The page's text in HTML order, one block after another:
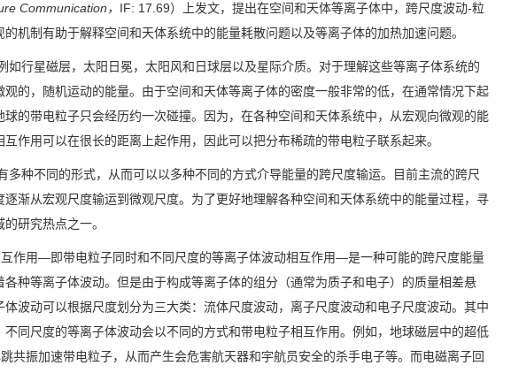
Communication ， IF: 17.69）上发文，提出在空间和天体等离子体中，跨尺度波动-粒
机制有助于解释空间和天体系统中的能量耗散问题以及等离子体的加热加速问题。
星磁层，太阳日冕，太阳风和日球层以及星际介质。对于理解这些等离子体系统的
的，随机运动的能量。由于空间和天体等离子体的密度一般非常的低，在通常情况下起
的带电粒子只会经历约一次碰撞。因为，在各种空间和天体系统中，从宏观向微观的能
作用可以在很长的距离上起作用，因此可以把分布稀疏的带电粒子联系起来。
不同的形式，从而可以以多种不同的方式介导能量的跨尺度输运。目前主流的跨尺
渐从宏观尺度输运到微观尺度。为了更好地理解各种空间和天体系统中的能量过程，寻
研究热点之一。
作用—即带电粒子同时和不同尺度的等离子体波动相互作用—是一种可能的跨尺度能量
种等离子体波动。但是由于构成等离子体的组分（通常为质子和电子）的质量相差悬
波动可以根据尺度划分为三大类：流体尺度波动，离子尺度波动和电子尺度波动。其中
同尺度的等离子体波动会以不同的方式和带电粒子相互作用。例如，地球磁层中的超低
共振加速带电粒子，从而产生会危害航天器和宇航员安全的杀手电子等。而电磁离子回